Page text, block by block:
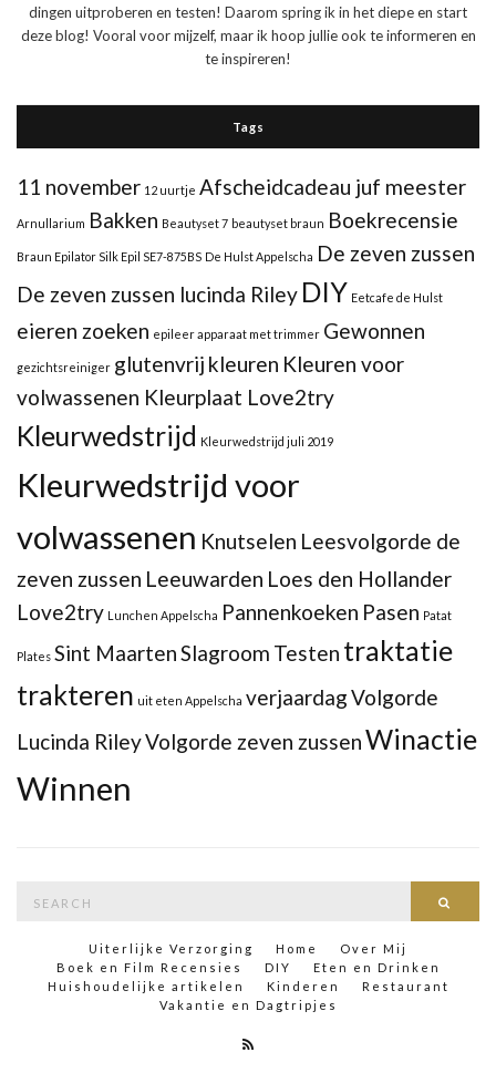
dingen uitproberen en testen! Daarom spring ik in het diepe en start
deze blog! Vooral voor mijzelf, maar ik hoop jullie ook te informeren en
te inspireren!
Tags
11 november 12 uurtje Afscheidcadeau juf meester
Arnullarium Bakken Beautyset 7 beautyset braun Boekrecensie
Braun Epilator Silk Epil SE7-875BS De Hulst Appelscha De zeven zussen
De zeven zussen lucinda Riley DIY Eetcafe de Hulst
eieren zoeken epileer apparaat met trimmer Gewonnen
gezichtsreiniger glutenvrij kleuren Kleuren voor
volwassenen Kleurplaat Love2try
Kleurwedstrijd Kleurwedstrijd juli 2019
Kleurwedstrijd voor
volwassenen Knutselen Leesvolgorde de
zeven zussen Leeuwarden Loes den Hollander
Love2try Lunchen Appelscha Pannenkoeken Pasen Patat
Plates Sint MaartenSlagroom Testen traktatie
trakteren uit eten Appelscha verjaardagVolgorde
Lucinda RileyVolgorde zeven zussenWinactie
Winnen
Uiterlijke Verzorging Home
Over Mij
Boek en Film Recensies
DIY
Eten en Drinken
Huishoudelijke artikelen
Kinderen
Restaurant
Vakantie en Dagtripjes